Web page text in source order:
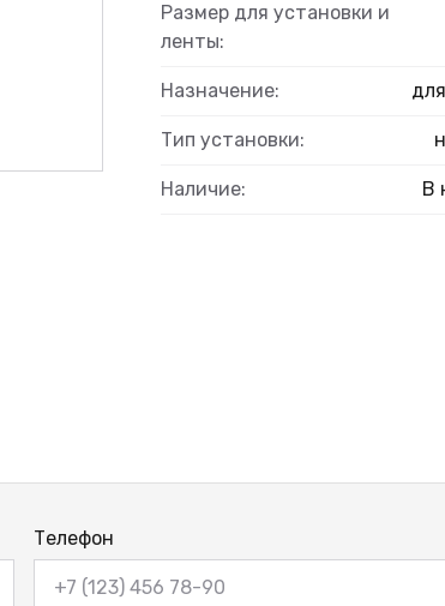
Размер для установки и
ленты:
Назначение:
Тип установки:
Наличие: В
Телефон